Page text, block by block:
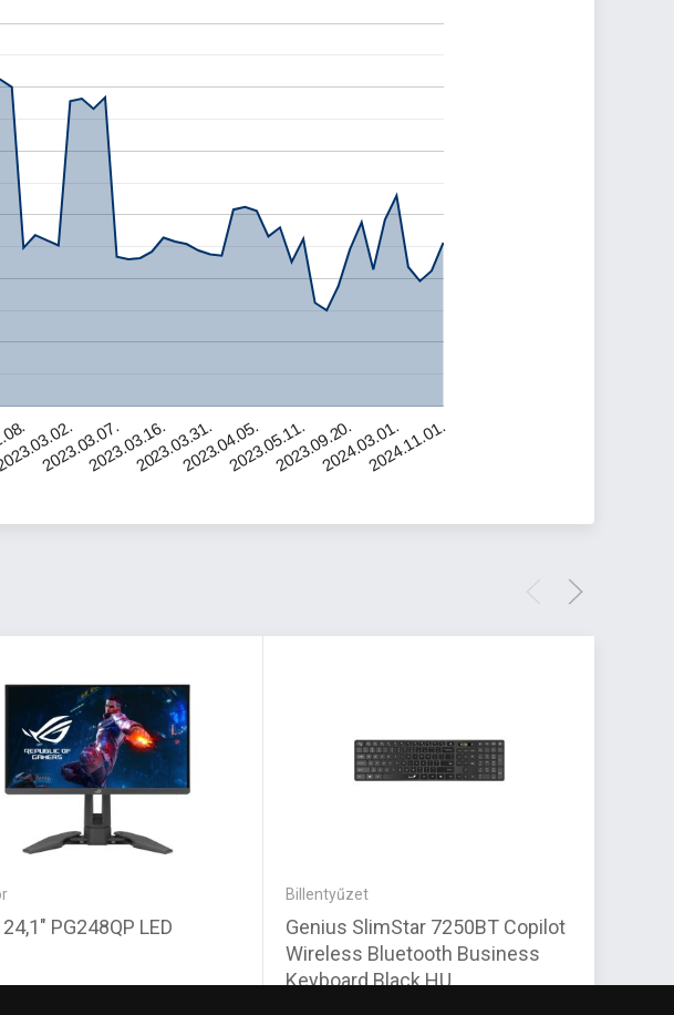
2023.03.07.2023.03.16.2023.03.31.2023.04.05.2023.05.11.2023.09.20.2024.03.01.2024.11.01.
PG248QP LED
Billentyűzet
Genius SlimStar 7250BT Copilot
Wireless Bluetooth Business
Keyboard Black HU